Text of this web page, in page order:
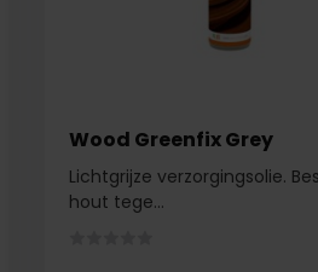
Wood Greenfix Grey
Lichtgrijze verzorgingsolie.
hout tege...